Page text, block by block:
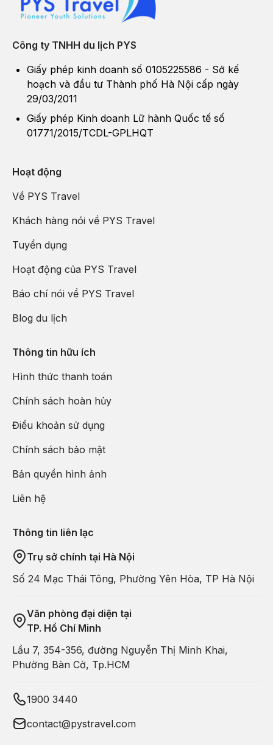
Công ty TNHH du lịch PYS
Giấy phép kinh doanh số 0105225586 - Sở kế
hoạch và đầu tư Thành phố Hà Nội cấp ngày
29/03/2011
Giấy phép Kinh doanh Lữ hành Quốc tế số
01771/2015/TCDL-GPLHQT
Hoạt động
Về PYS Travel
Khách hàng nói về PYS Travel
Tuyển dụng
Hoạt động của PYS Travel
Báo chí nói về PYS Travel
Blog du lịch
Thông tin hữu ích
Hình thức thanh toán
Chính sách hoàn hủy
Điều khoản sử dụng
Chính sách bảo mật
Bản quyền hình ảnh
Liên hệ
Thông tin liên lạc
Trụ sở chính tại Hà Nội
Số 24 Mạc Thái Tông, Phường Yên Hòa, TP Hà Nội
Văn phòng đại diện tại
TP. Hồ Chí Minh
Lầu 7, 354-356, đường Nguyễn Thị Minh Khai,
Phường Bàn Cờ, Tp.HCM
1900 3440
contact@pystravel.com